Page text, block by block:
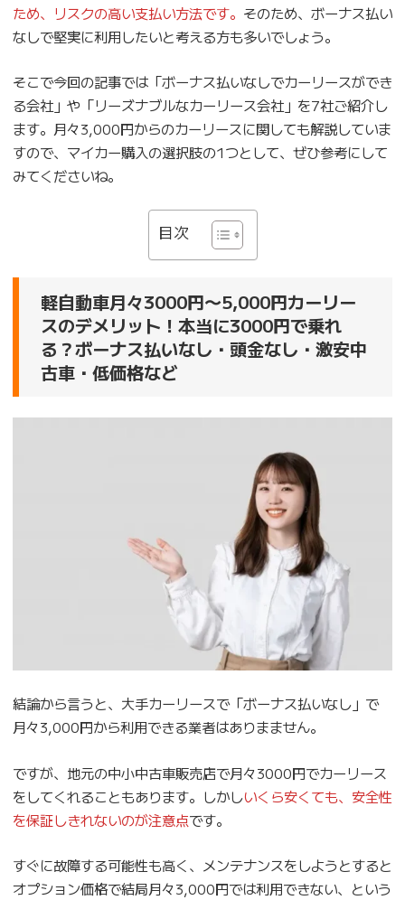
ため、リスクの高い支払い方法です。 そのため、ボーナス払い
なしで堅実に利用したいと考える方も多いでしょう。
そこで今回の記事では「ボーナス払いなしでカーリースができ
る会社」や「リーズナブルなカーリース会社」を7社ご紹介し
ます。月々3,000円からのカーリースに関しても解説していま
すので、マイカー購入の選択肢の1つとして、ぜひ参考にして
みてくださいね。
目次
軽自動車月々3000円〜5,000円カーリー
スのデメリット！本当に3000円で乗れ
る？ボーナス払いなし・頭金なし・激安中
古車・低価格など
結論から言うと、大手カーリースで「ボーナス払いなし」で
月々3,000円から利用できる業者はありまません。
ですが、地元の中小中古車販売店で月々3000円でカーリース
をしてくれることもあります。しかしいくら安くても、安全性
を保証しきれないのが注意点です。
すぐに故障する可能性も高く、メンテナンスをしようとすると
オプション価格で結局月々3,000円では利用できない、という